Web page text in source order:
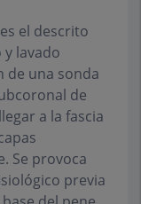
el descrito
lavado
de una sonda
de
a la fascia
Se provoca
previa